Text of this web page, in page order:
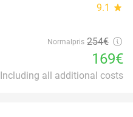
9.1 star
Normalpris 254€
169€
Including all additional costs